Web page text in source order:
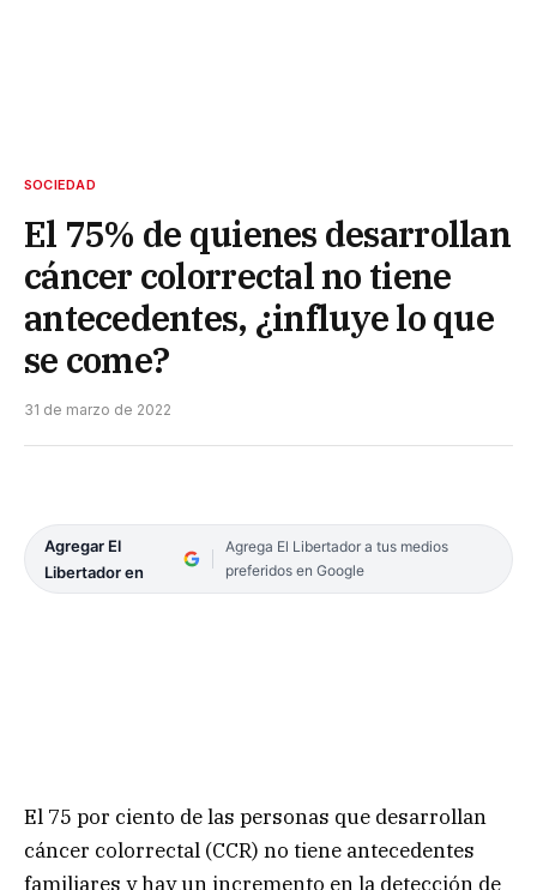
SOCIEDAD
El 75% de quienes desarrollan
cáncer colorrectal no tiene
antecedentes, ¿influye lo que
se come?
31 de marzo de 2022
Agregar El
Libertador en
Agrega El Libertador a tus medios
preferidos en Google
El 75 por ciento de las personas que desarrollan
cáncer colorrectal (CCR) no tiene antecedentes
familiares y hay un incremento en la detección de